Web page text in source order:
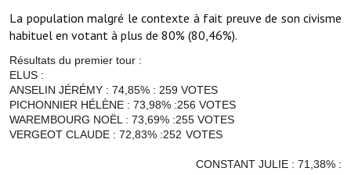
VOTRE MAIRIE
Elus et agents
L'équipe municipale
Le personnel municipal
La population malgré le contexte à fait preuve de son civisme
habituel en votant à plus de 80% (80,46%).
Résultats du premier tour :
ELUS :
ANSELIN JÉRÉMY : 74,85% : 259 VOTES
PICHONNIER HÉLÈNE : 73,98% :256 VOTES
WAREMBOURG NOËL : 73,69% :255 VOTES
VERGEOT CLAUDE : 72,83% :252 VOTES
CONSTANT JULIE : 71,38% :